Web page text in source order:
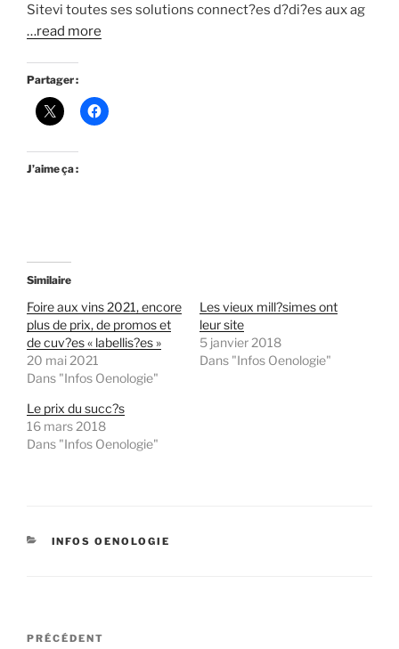
Sitevi toutes ses solutions connect?es d?di?es aux ag
…read more
Partager :
J’aime ça :
Similaire
Foire aux vins 2021, encore
plus de prix, de promos et
de cuv?es « labellis?es »
20 mai 2021
Dans "Infos Oenologie"
Les vieux mill?simes ont
leur site
5 janvier 2018
Dans "Infos Oenologie"
Le prix du succ?s
16 mars 2018
Dans "Infos Oenologie"
CATÉGORIES
INFOS OENOLOGIE
Navigation
Article
PRÉCÉDENT